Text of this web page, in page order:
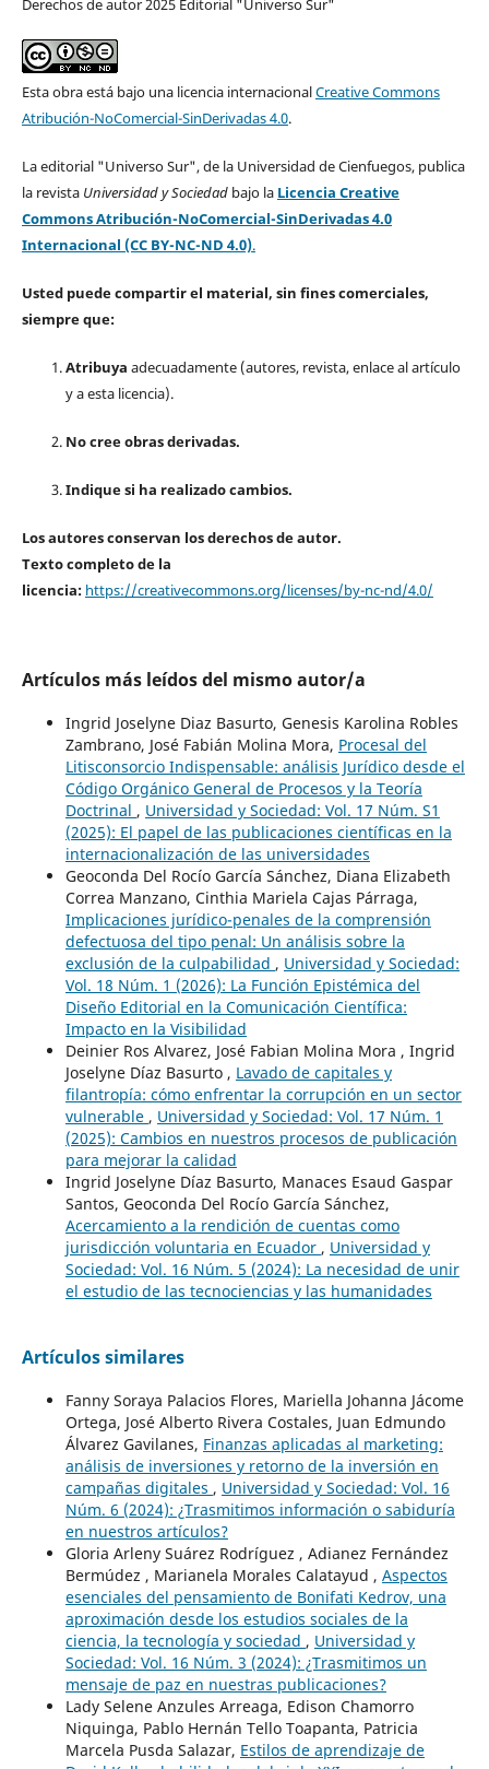
Esta obra está bajo una licencia internacionalCreative Commons
Atribución-NoComercial-SinDerivadas 4.0.
La editorial "Universo Sur", de la Universidad de Cienfuegos, publica
la revista Universidad y Sociedad bajo la Licencia Creative
Commons Atribución-NoComercial-SinDerivadas 4.0
Internacional (CC BY-NC-ND 4.0).
Usted puede compartir el material, sin fines comerciales,
siempre que:
Atribuya adecuadamente (autores, revista, enlace al artículo
y a esta licencia).
No cree obras derivadas.
Indique si ha realizado cambios.
Los autores conservan los derechos de autor.
Texto completo de la
licencia: https://creativecommons.org/licenses/by-nc-nd/4.0/
Artículos más leídos del mismo autor/a
Ingrid Joselyne Diaz Basurto, Genesis Karolina Robles
Zambrano, José Fabián Molina Mora, Procesal del
Litisconsorcio Indispensable: análisis Jurídico desde el
Código Orgánico General de Procesos y la Teoría
Doctrinal , Universidad y Sociedad: Vol. 17 Núm. S1
(2025): El papel de las publicaciones científicas en la
internacionalización de las universidades
Geoconda Del Rocío García Sánchez, Diana Elizabeth
Correa Manzano, Cinthia Mariela Cajas Párraga,
Implicaciones jurídico-penales de la comprensión
defectuosa del tipo penal: Un análisis sobre la
exclusión de la culpabilidad , Universidad y Sociedad:
Vol. 18 Núm. 1 (2026): La Función Epistémica del
Diseño Editorial en la Comunicación Científica:
Impacto en la Visibilidad
Deinier Ros Alvarez, José Fabian Molina Mora , Ingrid
Joselyne Díaz Basurto , Lavado de capitales y
filantropía: cómo enfrentar la corrupción en un sector
vulnerable , Universidad y Sociedad: Vol. 17 Núm. 1
(2025): Cambios en nuestros procesos de publicación
para mejorar la calidad
Ingrid Joselyne Díaz Basurto, Manaces Esaud Gaspar
Santos, Geoconda Del Rocío García Sánchez,
Acercamiento a la rendición de cuentas como
jurisdicción voluntaria en Ecuador , Universidad y
Sociedad: Vol. 16 Núm. 5 (2024): La necesidad de unir
el estudio de las tecnociencias y las humanidades
Artículos similares
Fanny Soraya Palacios Flores, Mariella Johanna Jácome
Ortega, José Alberto Rivera Costales, Juan Edmundo
Álvarez Gavilanes, Finanzas aplicadas al marketing:
análisis de inversiones y retorno de la inversión en
campañas digitales , Universidad y Sociedad: Vol. 16
Núm. 6 (2024): ¿Trasmitimos información o sabiduría
en nuestros artículos?
Gloria Arleny Suárez Rodríguez , Adianez Fernández
Bermúdez , Marianela Morales Calatayud , Aspectos
esenciales del pensamiento de Bonifati Kedrov, una
aproximación desde los estudios sociales de la
ciencia, la tecnología y sociedad , Universidad y
Sociedad: Vol. 16 Núm. 3 (2024): ¿Trasmitimos un
mensaje de paz en nuestras publicaciones?
Lady Selene Anzules Arreaga, Edison Chamorro
Niquinga, Pablo Hernán Tello Toapanta, Patricia
Marcela Pusda Salazar, Estilos de aprendizaje de